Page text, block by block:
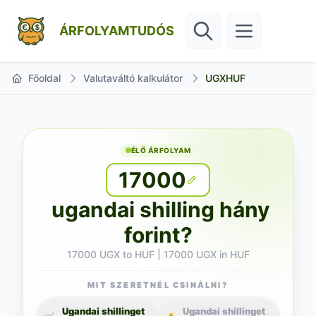
ÁRFOLYAMTUDÓS
Főoldal Valutaváltó kalkulátor UGXHUF
ÉLŐ ÁRFOLYAM
17000
ugandai shilling hány
forint?
17000 UGX to HUF | 17000 UGX in HUF
MIT SZERETNÉL CSINÁLNI?
Ugandai shillinget Ugandai shillinget